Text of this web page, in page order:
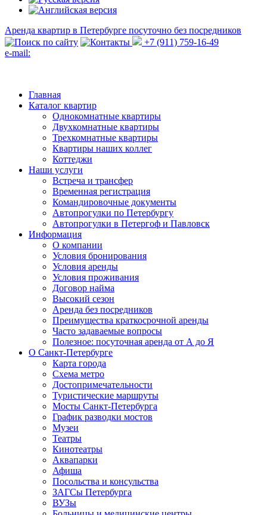
Аренда квартир в Петербурге посуточно без посредников
+7 (911) 759-16-49
e-mail:
Главная
Каталог квартир
Однокомнатные квартиры
Двухкомнатные квартиры
Трехкомнатные квартиры
Квартиры наших коллег
Коттеджи
Наши услуги
Встреча и трансфер
Временная регистрация
Командировочные документы
Автопрогулки по Петербургу
Автопрогулки в Петергоф и Павловск
Информация
О компании
Условия бронирования
Условия аренды
Условия проживания
Договор найма
Высокий сезон
Аренда без посредников
Преимущества краткосрочной аренды
Часто задаваемые вопросы
Полезное: посуточная аренда от А до Я
О Санкт-Петербурге
Карта города
Схема метро
Достопримечательности
Туристические маршруты
Мосты Санкт-Петербурга
График разводки мостов
Музеи
Театры
Кинотеатры
Аквапарки
Афиша
Посольства и консульства
ЗАГСы Петербурга
ВУЗы